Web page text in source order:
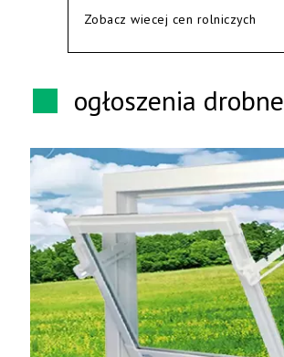
Zobacz wiecej cen rolniczych
ogłoszenia drobne